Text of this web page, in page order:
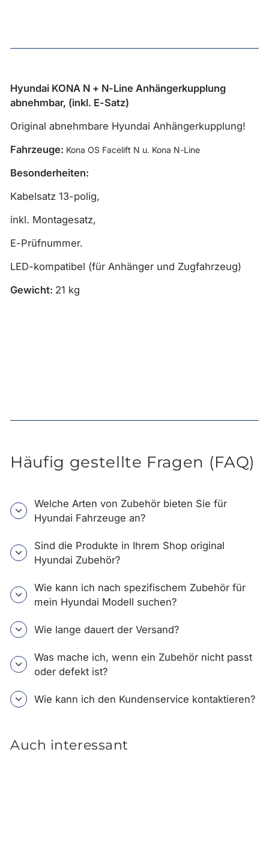
Hyundai KONA N + N-Line Anhängerkupplung
abnehmbar, (inkl. E-Satz)
Original abnehmbare Hyundai Anhängerkupplung!
Fahrzeuge: Kona OS Facelift N u. Kona N-Line
Besonderheiten:
Kabelsatz 13-polig,
inkl. Montagesatz,
E-Prüfnummer.
LED-kompatibel (für Anhänger und Zugfahrzeug)
Gewicht: 21 kg
Häufig gestellte Fragen (FAQ)
Welche Arten von Zubehör bieten Sie für
Hyundai Fahrzeuge an?
Sind die Produkte in Ihrem Shop original
Hyundai Zubehör?
Wie kann ich nach spezifischem Zubehör für
mein Hyundai Modell suchen?
Wie lange dauert der Versand?
Was mache ich, wenn ein Zubehör nicht passt
oder defekt ist?
Wie kann ich den Kundenservice kontaktieren?
Auch interessant